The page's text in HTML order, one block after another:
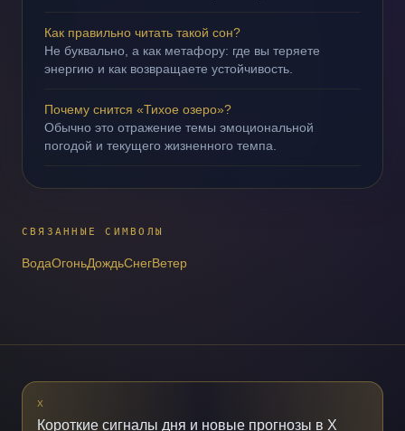
Как правильно читать такой сон?
Не буквально, а как метафору: где вы теряете
энергию и как возвращаете устойчивость.
Почему снится «Тихое озеро»?
Обычно это отражение темы эмоциональной
погодой и текущего жизненного темпа.
СВЯЗАННЫЕ СИМВОЛЫ
ВодаОгоньДождьСнегВетер
X
Короткие сигналы дня и новые прогнозы в X